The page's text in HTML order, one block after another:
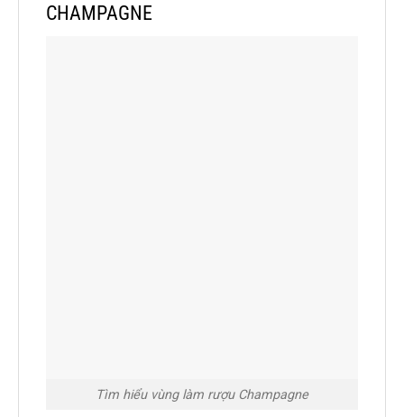
CHAMPAGNE
Tìm hiểu vùng làm rượu Champagne